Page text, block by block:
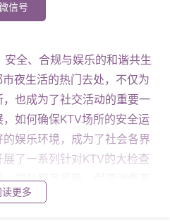
信号
全、合规与娱乐的和谐共生
夜生活的热门去处，不仅为
也成为了社交活动的重要一
如何确保KTV场所的安全运
娱乐环境，成为了社会各界
了一系列针对KTV的大检查
提升服务质量，保障消费者
检查的背景、内容及其意
读更多